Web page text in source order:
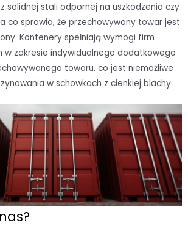
solidnej stali odpornej na uszkodzenia czy
co sprawia, że przechowywany towar jest
Kontenery spełniają wymogi firm
w zakresie indywidualnego dodatkowego
towaru, co jest niemożliwe
w schowkach z cienkiej blachy.